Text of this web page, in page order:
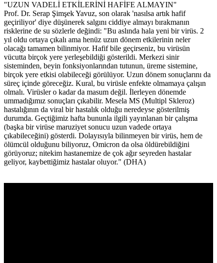
"UZUN VADELİ ETKİLERİNİ HAFİFE ALMAYIN"
Prof. Dr. Serap Şimşek Yavuz, son olarak 'nasılsa artık hafif
geçiriliyor' diye düşünerek salgını ciddiye almayı bırakmanın
risklerine de su sözlerle değindi: "Bu aslında hala yeni bir virüs. 2
yıl oldu ortaya çıkalı ama henüz uzun dönem etkilerinin neler
olacağı tamamen bilinmiyor. Hafif bile geçirseniz, bu virüsün
vücutta birçok yere yerleşebildiği gösterildi. Merkezi sinir
sisteminden, beyin fonksiyonlarından tutunun, üreme sistemine,
birçok yere etkisi olabileceği görülüyor. Uzun dönem sonuçlarını da
süreç içinde göreceğiz. Kural, bu virüsle enfekte olmamaya çalışın
olmalı. Virüsler o kadar da masum değil. İlerleyen dönemde
ummadığımız sonuçları çıkabilir. Mesela MS (Multipl Skleroz)
hastalığının da viral bir hastalık olduğu neredeyse gösterilmiş
durumda. Geçtiğimiz hafta bununla ilgili yayınlanan bir çalışma
(başka bir virüse maruziyet sonucu uzun vadede ortaya
çıkabileceğini) gösterdi. Dolayısıyla bilinmeyen bir virüs, hem de
ölümcül olduğunu biliyoruz, Omicron da olsa öldürebildiğini
görüyoruz; nitekim hastanemize de çok ağır seyreden hastalar
geliyor, kaybettiğimiz hastalar oluyor." (DHA)